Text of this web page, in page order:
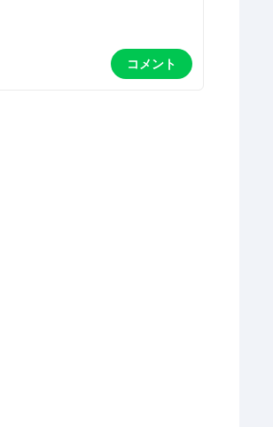
コメント